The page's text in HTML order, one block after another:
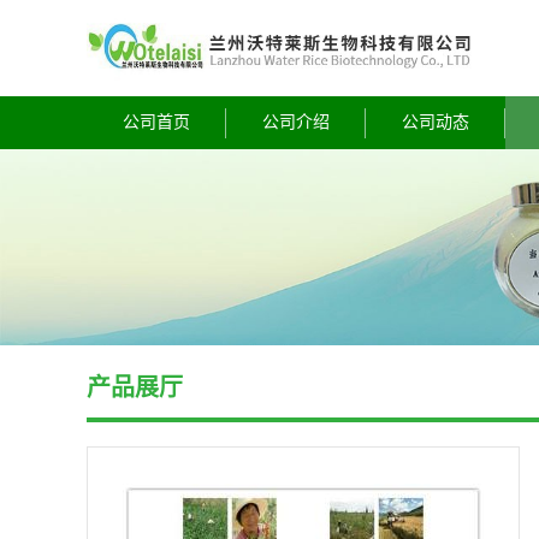
公司首页 公司介绍 公司动态
产品展厅